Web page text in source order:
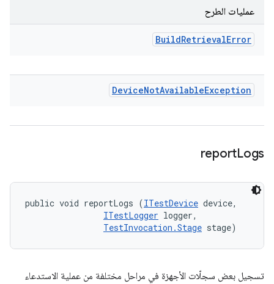
عمليات الطرح
BuildRetrievalError
DeviceNotAvailableException
reportLogs
public void reportLogs (ITestDevice device,
ITestLogger logger,
TestInvocation.Stage stage)
تسجيل بعض سجلّات الأجهزة في مراحل مختلفة من عملية الاستدعاء